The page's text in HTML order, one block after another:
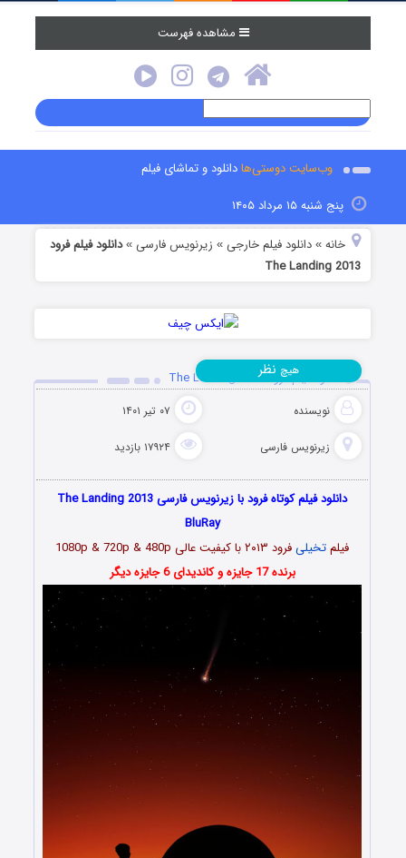
مشاهده فهرست
وب‌سایت دوستی‌هادانلود و تماشای فیلم
پنج شنبه ۱۵ مرداد ۱۴۰۵
خانه »دانلود فیلم خارجی » زیرنویس فارسی »دانلود فیلم فرود
The Landing 2013
دانلود فیلم فرود The Landing 2013
نویسنده ۰۷ تیر ۱۴۰۱
زیرنویس فارسی ۱۷۹۲۴ بازدید
هیچ نظر
دانلود فیلم کوتاه فرود با زیرنویس فارسی The Landing 2013
BluRay
فیلمتخیلیفرود ۲۰۱۳ با کیفیت عالی 1080p & 720p & 480p
برنده 17 جایزه و کاندیدای 6 جایزه دیگر